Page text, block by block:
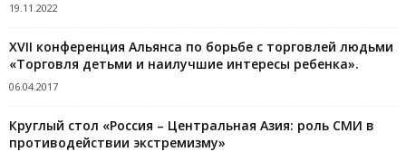
19.11.2022
XVII конференция Альянса по борьбе с торговлей людьми
«Торговля детьми и наилучшие интересы ребенка».
06.04.2017
Круглый стол «Россия – Центральная Азия: роль СМИ в
противодействии экстремизму»